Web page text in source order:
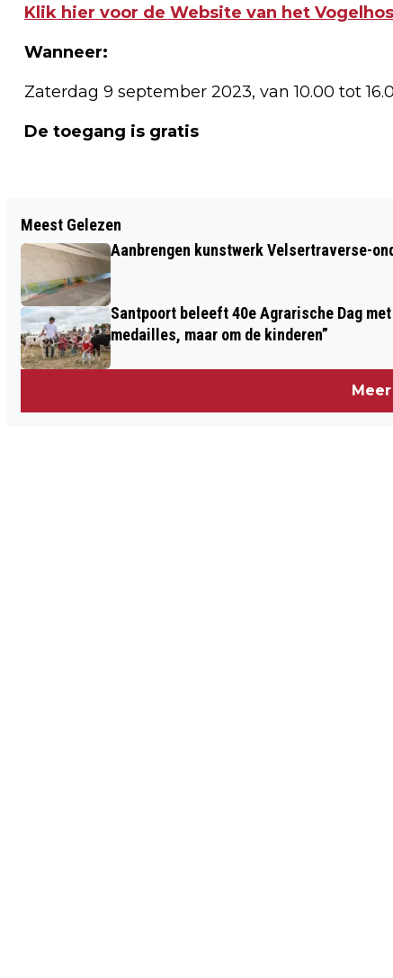
Klik hier voor de Website van het
Wanneer:
Zaterdag 9 september 2023, van 10.00 tot
De toegang is gratis
LOUIS PRIMA: NA 45 JAAR NOG ALTIJD
MISTER ‘BUONA SERA’
Meest Gelezen
Aanbrengen kunstwerk Velsertraverse-
Santpoort beleeft 40e Agrarische Dag
medailles, maar om de kinderen”